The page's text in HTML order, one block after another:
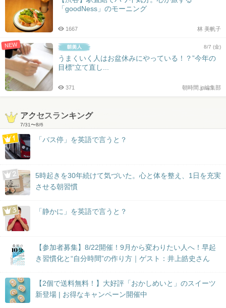
「goodNess」のモーニング
林 美帆子
1667
NEW 8/7 (金)
うまくいく人はお盆休みにやっている！？”今年の
目標”立て直し...
朝時間.jp編集部
371
アクセスランキング
7/31〜8/6
「バス停」を英語で言うと？
5時起きを30年続けて気づいた。心と体を整え、1日を充実
させる朝習慣
「静かに」を英語で言うと？
【参加者募集】8/22開催！9月から変わりたい人へ！早起
き習慣化と“自分時間”の作り方｜ゲスト：井上皓史さん
【2個で送料無料！】大好評「おかしめいと」のスイーツ
新登場 | お得なキャンペーン開催中